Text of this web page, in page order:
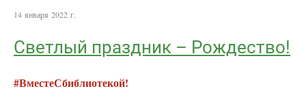
14 января 2022 г.
Светлый праздник – Рождество!
#ВместеСбиблиотекой!